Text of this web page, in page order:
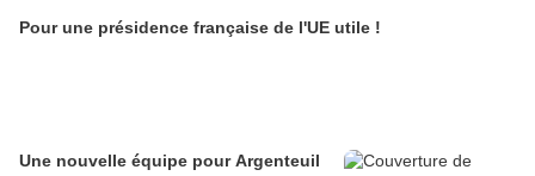
Pour une présidence française de l'UE utile !
Une nouvelle équipe pour Argenteuil